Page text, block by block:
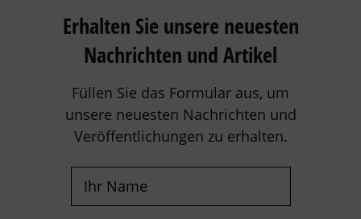
Erhalten Sie unsere neuesten
Nachrichten und Artikel
Füllen Sie das Formular aus, um
unsere neuesten Nachrichten und
Veröffentlichungen zu erhalten.
Name